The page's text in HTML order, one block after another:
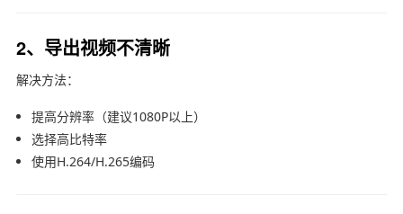
2、导出视频不清晰
解决方法：
提高分辨率（建议1080P以上）
选择高比特率
使用H.264/H.265编码